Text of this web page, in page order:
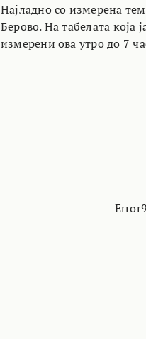
Најладно со измерена
Берово. На табелата
измерени ова утро до 7
Error9